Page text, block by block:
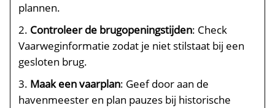
plannen.​
Controleer de brugopeningstijden: Check
Vaarweginformatie zodat je niet stilstaat bij een
gesloten brug.​
Maak een vaarplan: Geef door aan de
havenmeester en plan pauzes bij historische